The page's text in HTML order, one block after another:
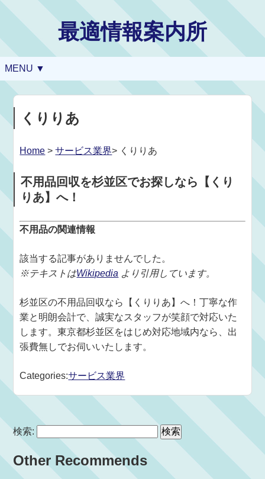
最適情報案内所
MENU ▼
くりりあ
Home >サービス業界> くりりあ
不用品回収を杉並区でお探しなら【くり
りあ】へ！
不用品の関連情報
該当する記事がありませんでした。
※テキストはWikipedia より引用しています。
杉並区の不用品回収なら【くりりあ】へ！丁寧な作
業と明朗会計で、誠実なスタッフが笑顔で対応いた
します。東京都杉並区をはじめ対応地域内なら、出
張費無しでお伺いいたします。
Categories:サービス業界
検索:
Other Recommends